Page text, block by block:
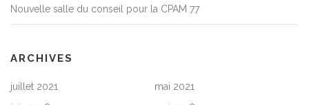
Nouvelle salle du conseil pour la CPAM 77
ARCHIVES
juillet 2021
mai 2021